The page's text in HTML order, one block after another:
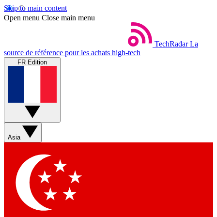
Skip to main content
Open menu Close main menu
TechRadar La
source de référence pour les achats high-tech
FR Edition
Asia